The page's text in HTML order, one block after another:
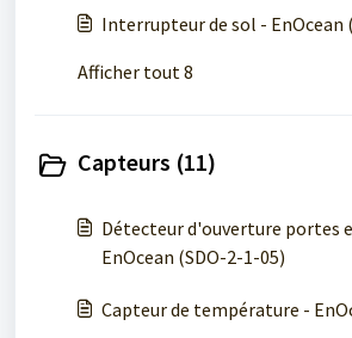
Interrupteur de sol - EnOcean
Afficher tout 8
Capteurs (11)
Détecteur d'ouverture portes
EnOcean (SDO-2-1-05)
Capteur de température -